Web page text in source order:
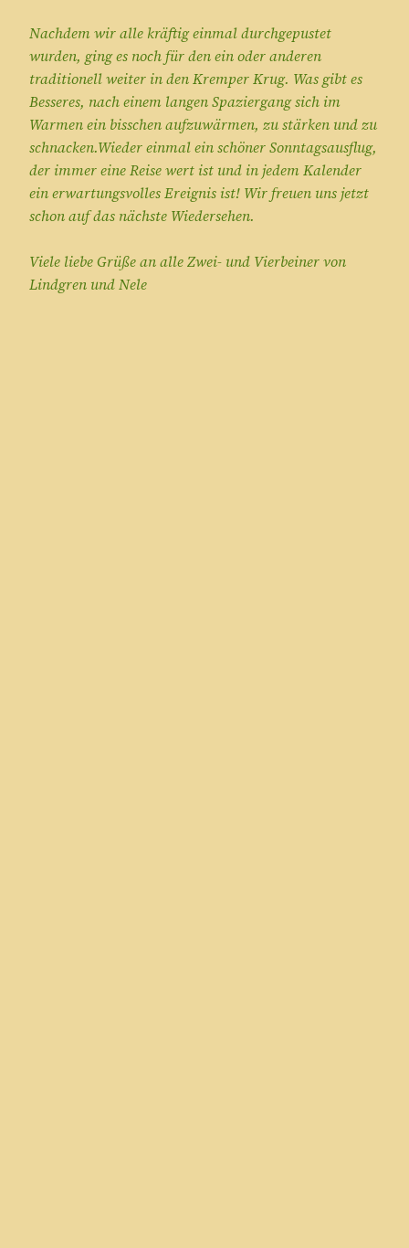
Nachdem wir alle kräftig einmal durchgepustet
wurden, ging es noch für den ein oder anderen
traditionell weiter in den Kremper Krug. Was gibt es
Besseres, nach einem langen Spaziergang sich im
Warmen ein bisschen aufzuwärmen, zu stärken und zu
schnacken.Wieder einmal ein schöner Sonntagsausflug,
der immer eine Reise wert ist und in jedem Kalender
ein erwartungsvolles Ereignis ist! Wir freuen uns jetzt
schon auf das nächste Wiedersehen.
Viele liebe Grüße an alle Zwei- und Vierbeiner von
Lindgren und Nele